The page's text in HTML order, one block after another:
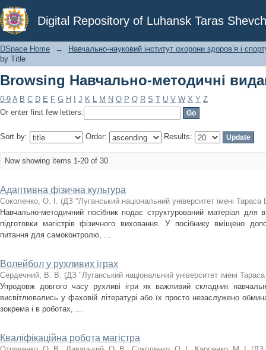
Digital Repository of Luhansk Taras
Browsing Навчально-методичні
DSpace Home →
Навчально-науковий інститут охорони здоров’я і
by Title
Browsing Навчально-методичні
0-9 A B C D E F G H J K L M N O P Q R S T U V W X Y Z
Or enter first few letters:
Sort by: Order: Results:
Now showing items 1-20 of 30
Адаптивна фізична культура
Соколенко, О. І. (ДЗ "Луганський національний університет імені
Навчально-методичний посібник подає структурований матеріал для
підготовки магістрів фізичного виховання. У посібнику вміщено
питання для самоконтролю, ...
Волейбол у рухливих іграх
Сердечний, В. В. (ДЗ "Луганський національний університет імені
Упродовж довгого часу рухливі ігри як важливий складник
висвітлювались у фаховій літературі або їх просто незаслужено
зокрема і в роботах, ...
Кваліфікаційна робота магістра